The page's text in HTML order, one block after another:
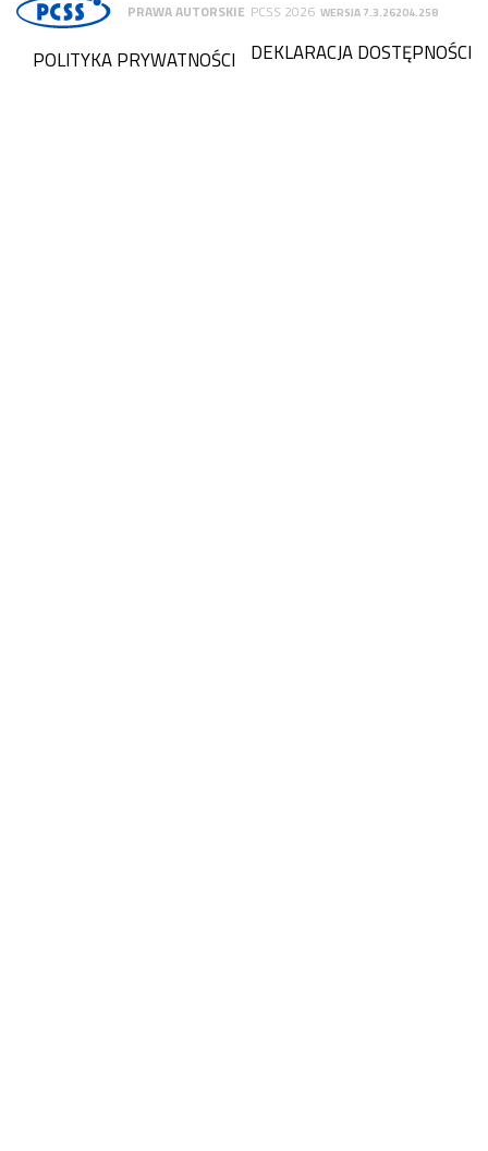
PRAWA AUTORSKIE PCSS 2026 WERSJA 7.3.26204.258
DEKLARACJA DOSTĘPNOŚCI
POLITYKA PRYWATNOŚCI